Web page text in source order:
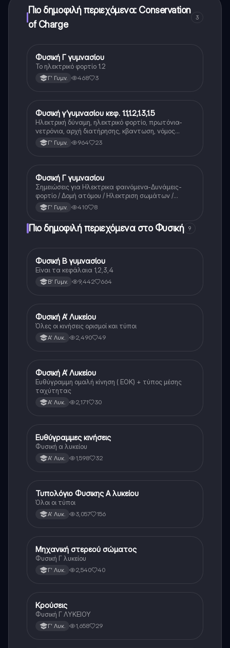
Πιο δημοφιλή περιεχόμενα: Conservation
of Charge
3
Φυσική
Φυσική Γ γυμνασίου
Το ηλεκτρικό φορτίο 1.2
Γ' Γυμν. 468 3
Φυσική
Φυσική γ’γυμνασίου κεφ. 1.1,1.2,1.3,1.5
Ηλεκτρική δύναμη, ηλεκτρικό φορτίο, πρωτόνια-
νετρόνια, αρχή διατήρησης, κβαντωση, νόμος
κουλομπ, τύποι
Γ' Γυμν. 964 23
Φυσική
Φυσική Γ γυμνασίου
Σημειώσεις για Ηλεκτρικα φαινόμενα-Δυνάμεις-
φορτίο / Δομή ατόμου / Ηλεκτριση σωμάτων /
κβάντωση αγωγοί-μονωτές και για το
ηλεκτροσκοπιο
Γ' Γυμν. 410 8
Πιο δημοφιλή περιεχόμενα στο Φυσική 9
Φυσική
Φυσική Β γυμνασίου
Είναι τα κεφάλαια 1,2,3,4
Β' Γυμν. 9,442 664
Φυσική
Φυσική Α’ Λυκείου
Όλες οι κινήσεις ορισμοί και τύποι
Α' Λυκ. 2,490 49
Φυσική
Φυσική Α’ Λυκείου
Ευθύγραμμη ομαλή κίνηση ( ΕΟΚ) + τύπος μέσης
ταχύτητας
Α' Λυκ. 2,171 30
Φυσική
Ευθύγραμμες κινήσεις
Φυσική α λυκείου
Α' Λυκ. 1,598 32
Φυσική
Τυπολόγιο Φυσικης Α λυκείου
Όλοι οι τύποι
Α' Λυκ. 3,057 156
Φυσική
Μηχανική στερεού σώματος
Φυσική Γ λυκείου
Γ' Λυκ. 2,540 40
Φυσική
Κρούσεις
Φυσική Γ ΛΥΚΕΙΟΥ
Γ' Λυκ. 1,658 29